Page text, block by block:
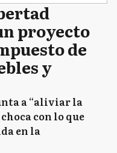
proyecto
de
y
a “aliviar la
con lo que
en la